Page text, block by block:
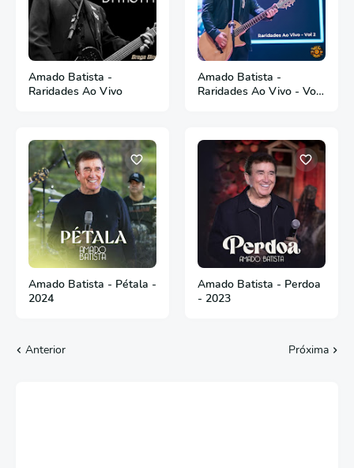
Amado Batista -
Raridades Ao Vivo
Amado Batista -
Raridades Ao Vivo - Vol
Amado Batista - Pétala -
2024
Amado Batista - Perdoa
- 2023
Anterior Próxima